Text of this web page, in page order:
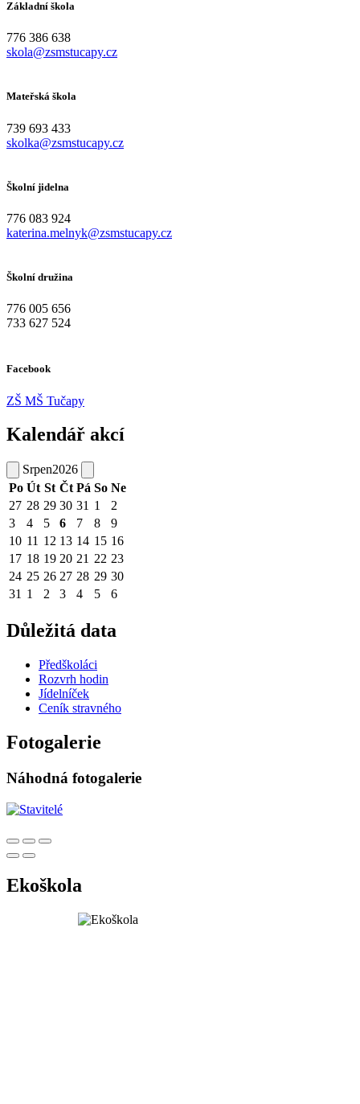
Základní škola
776 386 638
skola@zsmstucapy.cz
Mateřská škola
739 693 433
skolka@zsmstucapy.cz
Školní jidelna
776 083 924
katerina.melnyk@zsmstucapy.cz
Školní družina
776 005 656
733 627 524
Facebook
ZŠ MŠ Tučapy
Kalendář akcí
Srpen2026
Po Út St Čt Pá So Ne
27 28 29 30 31 1
2
3
4 5 6 7 8
9
10 11 12 13 14 15 16
17 18 19 20 21 22 23
24 25 26 27 28 29 30
31 1 2 3 4 5 6
Důležitá data
Předškoláci
Rozvrh hodin
Jídelníček
Ceník stravného
Fotogalerie
Náhodná fotogalerie
Ekoškola